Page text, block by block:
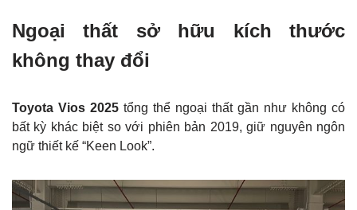
Ngoại thất sở hữu kích thước
không thay đổi
Toyota Vios 2025 tổng thể ngoại thất gần như không có
bất kỳ khác biệt so với phiên bản 2019, giữ nguyên ngôn
ngữ thiết kế “Keen Look”.